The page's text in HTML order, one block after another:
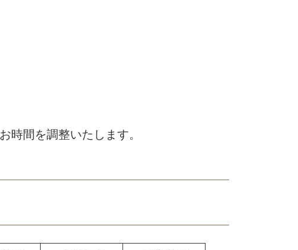
お時間を調整いたします。